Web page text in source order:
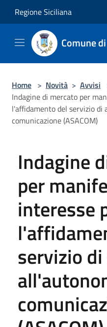
Regione Siciliana
Comune
Home > Novità > Avvisi
Indagine di mercato per
l'affidamento del servizio di
comunicazione (ASACOM)
Indagine
per
interesse
servizio